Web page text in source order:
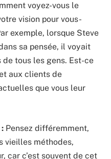
voyez-vous le
vision pour vous-
exemple, lorsque Steve
sa pensée, il voyait
tous les gens. Est-ce
aux clients de
que vous leur
Pensez différemment,
vieilles méthodes,
car c’est souvent de cet